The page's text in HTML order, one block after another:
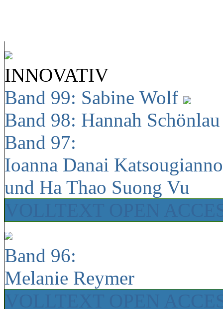
INNOVATIV
Band 99: Sabine Wolf
Band 98: Hannah
Band 97:
Ioanna Danai
und Ha Thao Suong Vu
Band 96:
Melanie Reymer